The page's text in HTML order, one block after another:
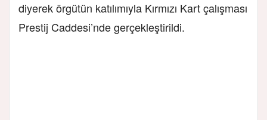
diyerek örgütün katılımıyla Kırmızı Kart çalışması
Prestij Caddesi’nde gerçekleştirildi.